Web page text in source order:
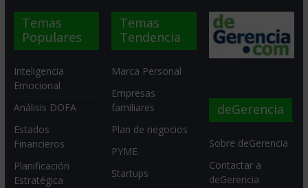
Temas
Populares
Inteligencia
Emocional
Análisis DOFA
Estados
Financieros
Planificación
Estratégica
Temas
Tendencia
Marca Personal
Empresas
familiares
Plan de negocios
PYME
Startups
deGerencia
Sobre deGerencia
Contactar a
deGerencia